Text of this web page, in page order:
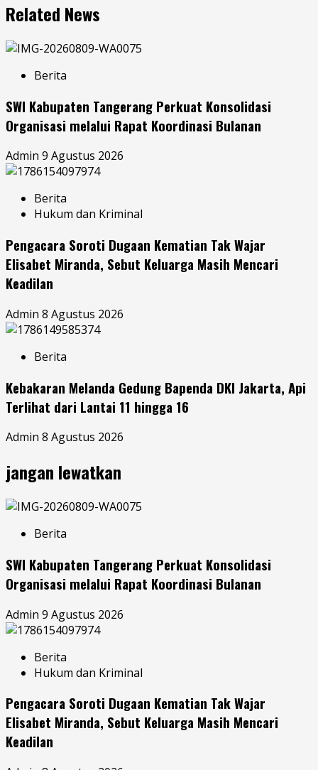
Related News
Berita
SWI Kabupaten Tangerang Perkuat Konsolidasi
Organisasi melalui Rapat Koordinasi Bulanan
Admin 9 Agustus 2026
Berita
Hukum dan Kriminal
Pengacara Soroti Dugaan Kematian Tak Wajar
Elisabet Miranda, Sebut Keluarga Masih Mencari
Keadilan
Admin 8 Agustus 2026
Berita
Kebakaran Melanda Gedung Bapenda DKI Jakarta, Api
Terlihat dari Lantai 11 hingga 16
Admin 8 Agustus 2026
jangan lewatkan
Berita
SWI Kabupaten Tangerang Perkuat Konsolidasi
Organisasi melalui Rapat Koordinasi Bulanan
Admin 9 Agustus 2026
Berita
Hukum dan Kriminal
Pengacara Soroti Dugaan Kematian Tak Wajar
Elisabet Miranda, Sebut Keluarga Masih Mencari
Keadilan